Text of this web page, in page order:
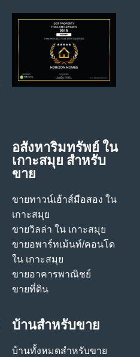
อสังหาริมทรัพย์ ใน
เกาะสมุย สําหรับ
ขาย
ขายทาวน์เฮ้าส์มือสอง ใน
เกาะสมุย
ขายวิลล่า ใน เกาะสมุย
ขายอพาร์ทเม้นท์/คอนโด
ใน เกาะสมุย
ขายอาคารพาณิชย์
ขายที่ดิน
บ้านสําหรับขาย
บ้านทั้งหมดสําหรับขาย